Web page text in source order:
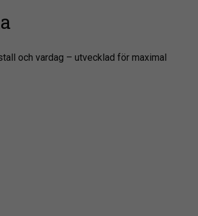
och vardag – utvecklad för maximal